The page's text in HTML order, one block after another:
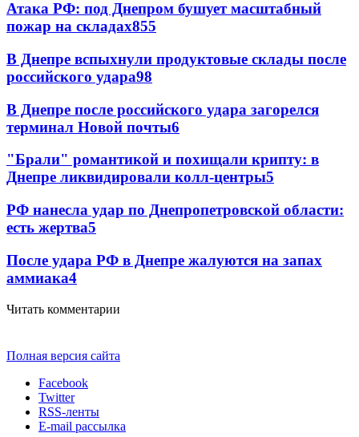
Атака РФ: под Днепром бушует масштабный
пожар на складах855
В Днепре вспыхнули продуктовые склады после
российского удара98
В Днепре после российского удара загорелся
терминал Новой почты6
"Брали" романтикой и похищали крипту: в
Днепре ликвидировали колл-центры5
РФ нанесла удар по Днепропетровской области:
есть жертва5
После удара РФ в Днепре жалуются на запах
аммиака4
Читать комментарии
Полная версия сайта
Facebook
Twitter
RSS-ленты
E-mail рассылка